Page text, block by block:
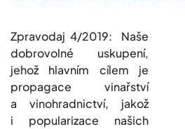
Zpravodaj 4/2019: Naše
dobrovolné uskupení,
jehož hlavním cílem je
propagace vinařství
a vinohradnictví, jakož
i popularizace našich